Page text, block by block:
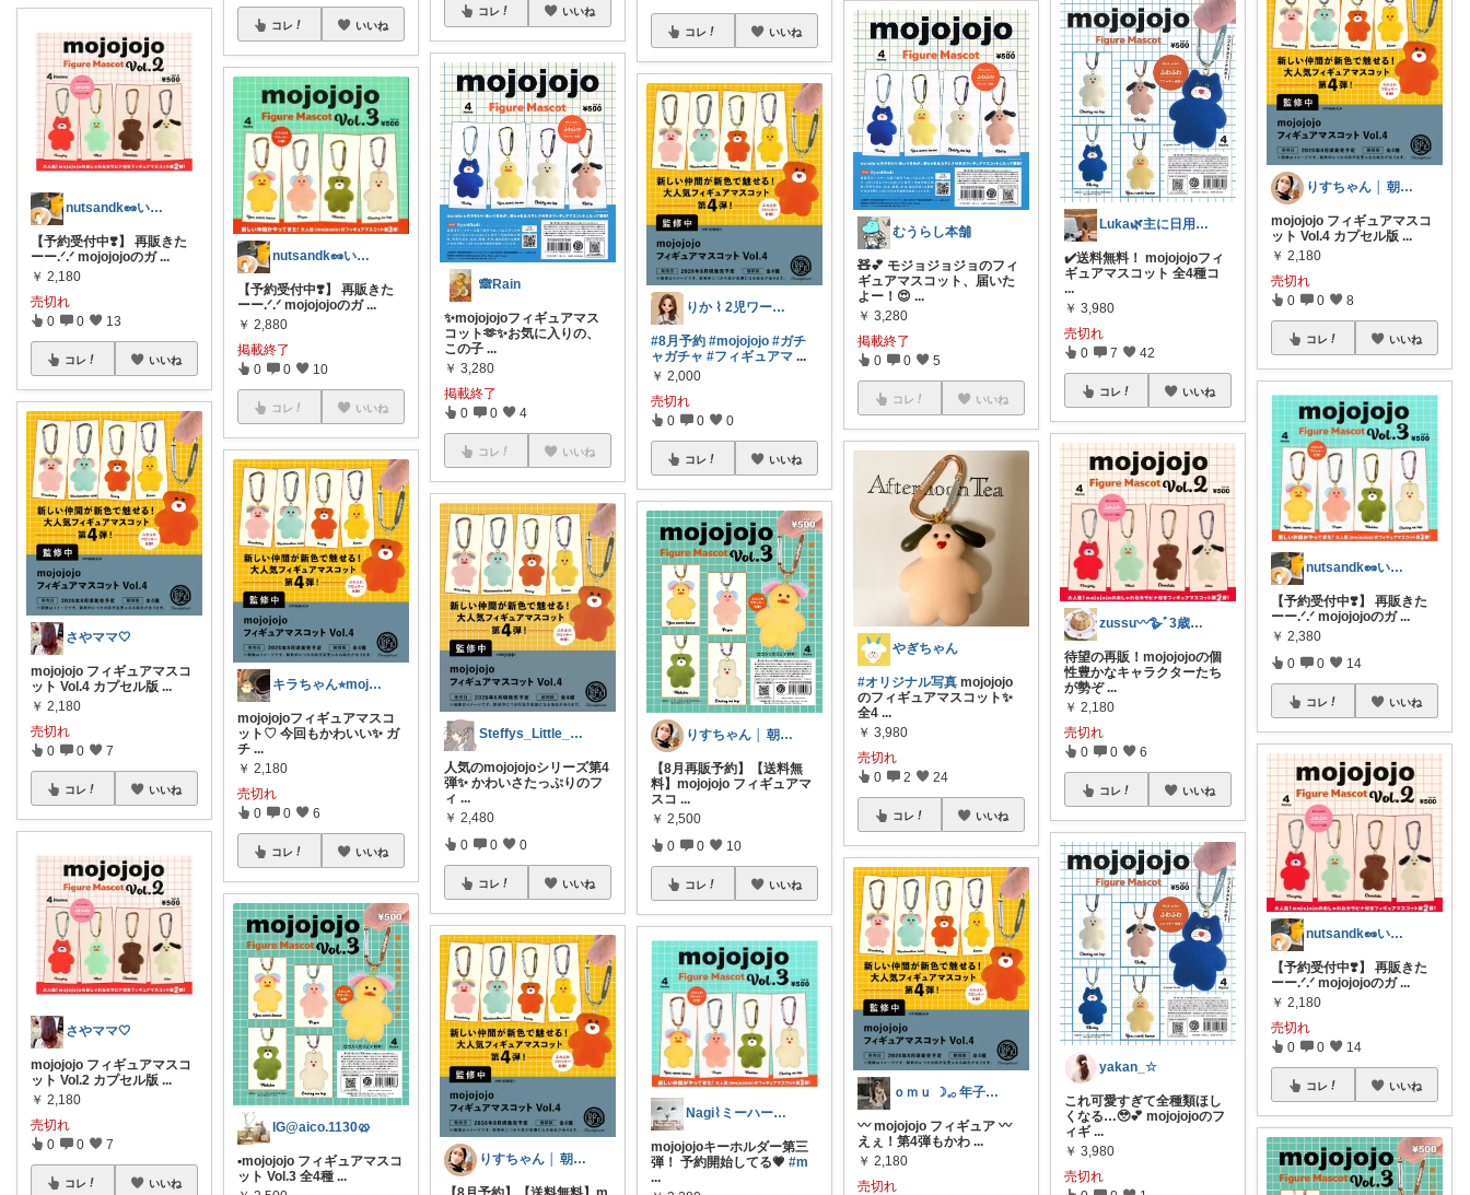
nutsandk🥜いつも感謝です◡̈♡
【予約受付中❣️】 再販きた
ーー.ᐟ.ᐟ mojojojoのガ ...
￥ 2,180
売切れ
0 0 13
コレ いいね
さやママ🤍
mojojojo フィギュアマスコ
ット Vol.4 カプセル版 ...
￥ 2,180
売切れ
0 0 7
コレ いいね
さやママ🤍
mojojojo フィギュアマスコ
ット Vol.2 カプセル版 ...
￥ 2,180
売切れ
0 0 7
コレ いいね
コレ いいね
nutsandk🥜いつも感謝です◡̈♡
【予約受付中❣️】 再販きた
ーー.ᐟ.ᐟ mojojojoのガ ...
￥ 2,880
掲載終了
0 0 10
コレ いいね
キラちゃん⭐︎mojojojoに夢中
mojojojoフィギュアマスコ
ット♡ 今回もかわいい✨ ガ
チ ...
￥ 2,180
売切れ
0 0 6
コレ いいね
IG@aico.1130🥨
▪︎mojojojo フィギュアマスコ
ット Vol.3 全4種 ...
コレ いいね
🙈Rain
✨mojojojoフィギュアマス
コット🫶✨お気に入りの、
この子 ...
￥ 3,280
掲載終了
0 0 4
コレ いいね
Steffys_Little_Finds
人気のmojojojoシリーズ第4
弾✨ かわいさたっぷりのフ
ィ ...
￥ 2,480
0 0 0
コレ いいね
りすちゃん │ 朝コレ
コレ いいね
りか ⌇ 2児ワーママの暮らし🪴
#8月予約 #mojojojo #ガチ
ャガチャ #フィギュアマ ...
￥ 2,000
売切れ
0 0 0
コレ いいね
りすちゃん │ 朝コレ
【8月再販予約】【送料無
料】mojojojo フィギュアマ
スコ ...
￥ 2,500
0 0 10
コレ いいね
Nagi⌇ミーハーママの偏愛ｸﾞｯｽﾞ
mojojojoキーホルダー第三
弾！ 予約開始してる💗#m
...
むうらし本舗
🧸💕 モジョジョジョのフィ
ギュアマスコット、届いた
よー！😍...
￥ 3,280
掲載終了
0 0 5
コレ いいね
やぎちゃん
#オリジナル写真 mojojojo
のフィギュアマスコット✨
全4 ...
￥ 3,980
売切れ
0 2 24
コレ いいね
ｏｍｕ ☽𓈒𓂂 年子兄妹ママ
〰︎ mojojojo フィギュア 〰︎
えぇ！第4弾もかわ ...
￥ 2,180
売切れ
Luka🌿主に日用品や雑貨
✔️送料無料！ mojojojoフィ
ギュアマスコット 全4種コ
...
￥ 3,980
売切れ
0 7 42
コレ いいね
zussu〰🪿ﾞ3歳育児中*ﾜｰﾏﾏ
待望の再販！mojojojoの個
性豊かなキャラクターたち
が勢ぞ ...
￥ 2,180
売切れ
0 0 6
コレ いいね
yakan_☆
これ可愛すぎて全種類ほし
くなる…🥹💕 mojojojoのフ
ィギ ...
￥ 3,980
売切れ
りすちゃん │ 朝コレ
mojojojo フィギュアマスコ
ット Vol.4 カプセル版 ...
￥ 2,180
売切れ
0 0 8
コレ いいね
nutsandk🥜いつも感謝です◡̈♡
【予約受付中❣️】 再販きた
ーー.ᐟ.ᐟ mojojojoのガ ...
￥ 2,380
0 0 14
コレ いいね
nutsandk🥜いつも感謝です◡̈♡
【予約受付中❣️】 再販きた
ーー.ᐟ.ᐟ mojojojoのガ ...
￥ 2,180
売切れ
0 0 14
コレ いいね